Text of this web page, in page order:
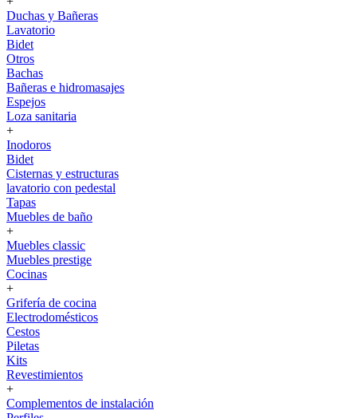
Duchas y Bañeras
Lavatorio
Bidet
Otros
Bachas
Bañeras e hidromasajes
Espejos
Loza sanitaria
+
Inodoros
Bidet
Cisternas y estructuras
lavatorio con pedestal
Tapas
Muebles de baño
+
Muebles classic
Muebles prestige
Cocinas
+
Grifería de cocina
Electrodomésticos
Cestos
Piletas
Kits
Revestimientos
+
Complementos de instalación